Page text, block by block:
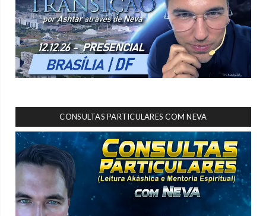
CONSULTAS PARTICULARES COM NEVA